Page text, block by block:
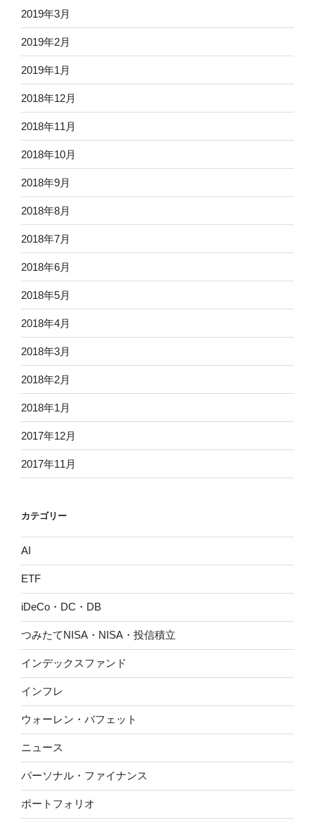
2019年3月
2019年2月
2019年1月
2018年12月
2018年11月
2018年10月
2018年9月
2018年8月
2018年7月
2018年6月
2018年5月
2018年4月
2018年3月
2018年2月
2018年1月
2017年12月
2017年11月
カテゴリー
AI
ETF
iDeCo・DC・DB
つみたてNISA・NISA・投信積立
インデックスファンド
インフレ
ウォーレン・バフェット
ニュース
パーソナル・ファイナンス
ポートフォリオ